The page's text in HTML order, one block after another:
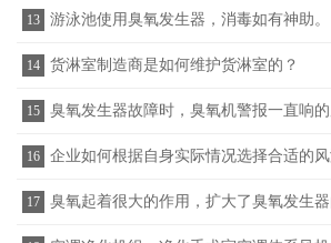
13 游泳池使用臭氧发生器，消毒如有神助。
14 货淋室制造商是如何维护货淋室的？
15
16
17